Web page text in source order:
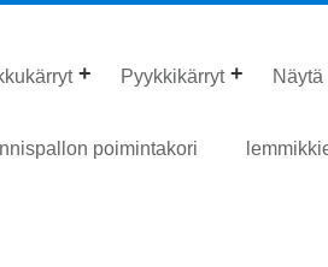
Pyykkikärryt
poimintakori